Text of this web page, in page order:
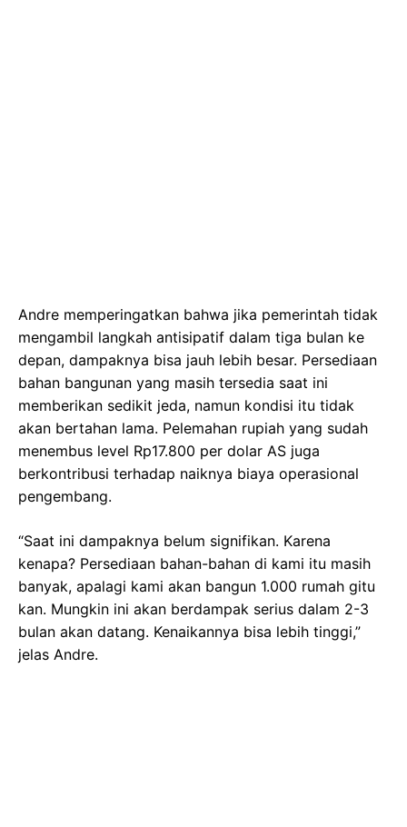
Andre memperingatkan bahwa jika pemerintah tidak
mengambil langkah antisipatif dalam tiga bulan ke
depan, dampaknya bisa jauh lebih besar. Persediaan
bahan bangunan yang masih tersedia saat ini
memberikan sedikit jeda, namun kondisi itu tidak
akan bertahan lama. Pelemahan rupiah yang sudah
menembus level Rp17.800 per dolar AS juga
berkontribusi terhadap naiknya biaya operasional
pengembang.
“Saat ini dampaknya belum signifikan. Karena
kenapa? Persediaan bahan-bahan di kami itu masih
banyak, apalagi kami akan bangun 1.000 rumah gitu
kan. Mungkin ini akan berdampak serius dalam 2-3
bulan akan datang. Kenaikannya bisa lebih tinggi,”
jelas Andre.